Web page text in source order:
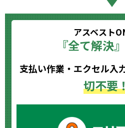
アスベスト
『全て解決』
支払い作業・エクセル入
切不要